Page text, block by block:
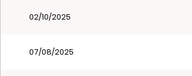
02/10/2025
07/08/2025